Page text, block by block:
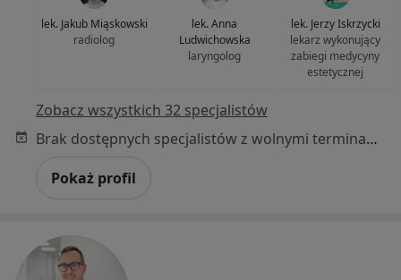
lek. Jakub Miąskowski
radiolog
lek. Anna
Ludwichowska
laryngolog
lek. Jerzy Iskrzycki
lekarz wykonujący
zabiegi medycyny
estetycznej
Zobacz wszystkich 32 specjalistów
Brak dostępnych specjalistów z wolnymi terminami w tym centrum medycznym.
Pokaż profil